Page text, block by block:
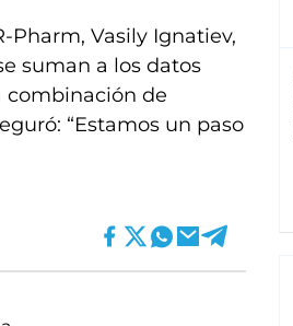
Pharm, Vasily Ignatiev,
suman a los datos
combinación de
“Estamos un paso